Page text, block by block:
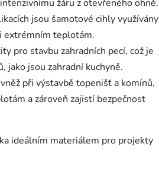
žáru z otevřeného ohně.
jsou šamotové cihly využívány
extrémním teplotám.
pro stavbu zahradních pecí, což je
jako jsou zahradní kuchyně.
při výstavbě topenišť a komínů,
a zároveň zajistí bezpečnost
ideálním materiálem pro projekty